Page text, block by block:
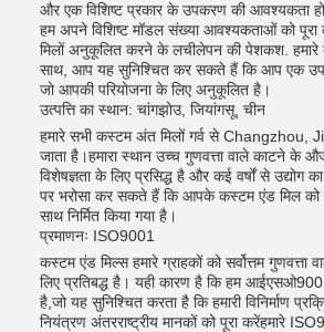
और एक विशिष्ट प्रकार के उपकरण की आवश्यकता
हम अपने विशिष्ट मॉडल संख्या आवश्यकताओं को
मिलों अनुकूलित करने के लचीलेपन की पेशकश.
साथ, आप यह सुनिश्चित कर सकते हैं कि आप एक
जो आपकी परियोजना के लिए अनुकूलित है।
उत्पत्ति का स्थान: चांगझोउ, जियांगसू, चीन
हमारे सभी कस्टम अंत मिलों गर्व से Changzhou,
जाता है।हमारा स्थान उच्च गुणवत्ता वाले काटने के
विशेषज्ञता के लिए प्रसिद्ध है और कई वर्षों से उद्योग
पर भरोसा कर सकते हैं कि आपके कस्टम एंड मिल
साथ निर्मित किया गया है।
प्रमाणनः ISO9001
कस्टम एंड मिल्स हमारे ग्राहकों को सर्वोत्तम गुणवत्ता
लिए प्रतिबद्ध है। यही कारण है कि हम
है,जो यह सुनिश्चित करता है कि हमारी विनिर्माण
नियंत्रण अंतरराष्ट्रीय मानकों को पूरा करेंहमारे